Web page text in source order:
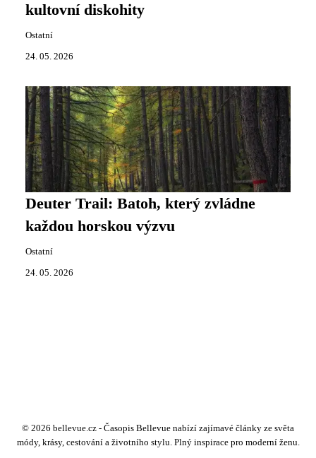
kultovní diskohity
Ostatní
24. 05. 2026
Deuter Trail: Batoh, který zvládne
každou horskou výzvu
Ostatní
24. 05. 2026
© 2026 bellevue.cz - Časopis Bellevue nabízí zajímavé články ze světa
módy, krásy, cestování a životního stylu. Plný inspirace pro moderní ženu.